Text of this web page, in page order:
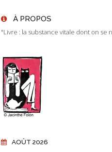
À PROPOS
"Livre : la substance vitale dont on se
AOÛT 2026